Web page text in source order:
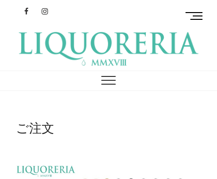
FacebookInstagram
リクオレリア
M
u
ご注文